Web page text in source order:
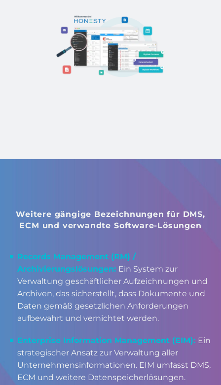
Weitere gängige Bezeichnungen für DMS,
ECM und verwandte Software-Lösungen
Records Management (RM) /
Archivierungslösungen: Ein System zur
Verwaltung geschäftlicher Aufzeichnungen und
Archiven, das sicherstellt, dass Dokumente und
Daten gemäß gesetzlichen Anforderungen
aufbewahrt und vernichtet werden.
Enterprise Information Management (EIM): Ein
strategischer Ansatz zur Verwaltung aller
Unternehmensinformationen. EIM umfasst DMS,
ECM und weitere Datenspeicherlösungen.